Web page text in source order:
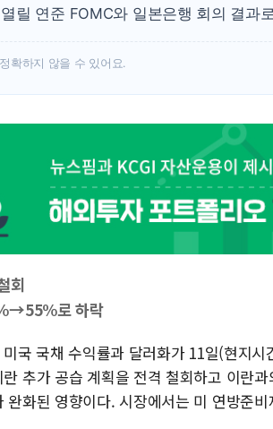
릴 연준 FOMC와 일본은행 회의 결과
확하지 않을 수 있어요.
회
로 하락
국 국채 수익률과 달러화가 11일(현지
추가 공습 계획을 전격 철회하고 이란
완화된 영향이다. 시장에서는 미 연방준